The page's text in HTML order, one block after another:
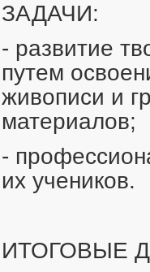
ЗАДАЧИ:
- развитие
путем
живописи и
материалов;
-
их учеников.
ИТОГОВЫЕ